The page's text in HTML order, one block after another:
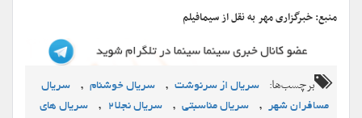
منبع: خبرگزاری مهر به نقل از سیمافیلم
برچسب‌ها: سریال از سرنوشت , سریال خوشنام ,
سریال
مسافران شهر , سریال مناسبتی , سریال نجلا2 ,
سریال های